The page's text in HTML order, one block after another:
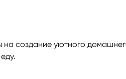
создание уютного